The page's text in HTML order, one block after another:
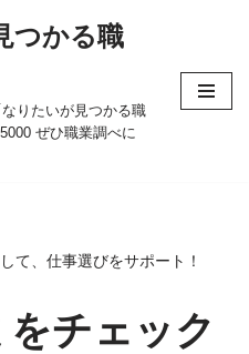
つかる職
りたいが見つかる職
ぜひ職業調べに
て、仕事選びをサポート！
チェック